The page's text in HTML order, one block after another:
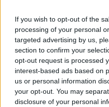
If you wish to opt-out of the
processing of your personal
targeted advertising by us,
section to confirm your
opt-out request is processed
interest-based ads based on
us or personal information
your opt-out. You may
disclosure of your personal
destinados a
fomento del empleo,
prestaciones por
ciudado de hijos e
enfermedades
brecha salarial entre
actuación.